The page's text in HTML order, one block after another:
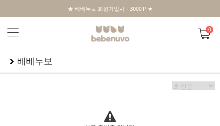
★ 베베누보 회원가입시 +3000 P ★
0
베베누보